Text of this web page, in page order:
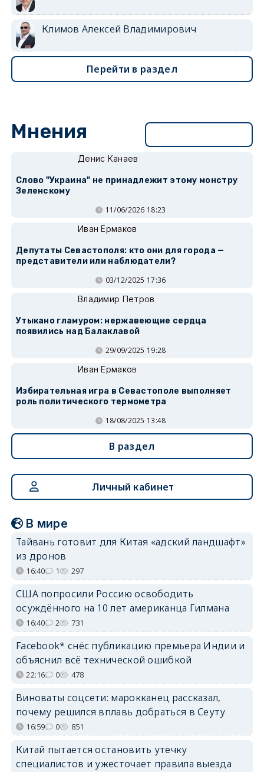
Климов Алексей Владимирович
Перейти в раздел
Мнения
Денис Канаев
Слово "Украина" не принадлежит этому монстру
Зеленскому
11/06/2026 18:23
Иван Ермаков
Депутаты Севастополя: кто они для города —
представители или наблюдатели?
03/12/2025 17:36
Владимир Петров
Утыкано гламуром: нержавеющие сердца
появились над Балаклавой
29/09/2025 19:28
Иван Ермаков
Избирательная игра в Севастополе выполняет
роль политического термометра
18/08/2025 13:48
В раздел
Личный кабинет
В мире
Тайвань готовит для Китая «адский ландшафт»
из дронов
16:40 1 297
США попросили Россию освободить
осуждённого на 10 лет американца Гилмана
16:40 2 731
Facebook* снёс публикацию премьера Индии и
объяснил всё технической ошибкой
22:16 0 478
Виноваты соцсети: марокканец рассказал,
почему решился вплавь добраться в Сеуту
16:59 0 851
Китай пытается остановить утечку
специалистов и ужесточает правила выезда